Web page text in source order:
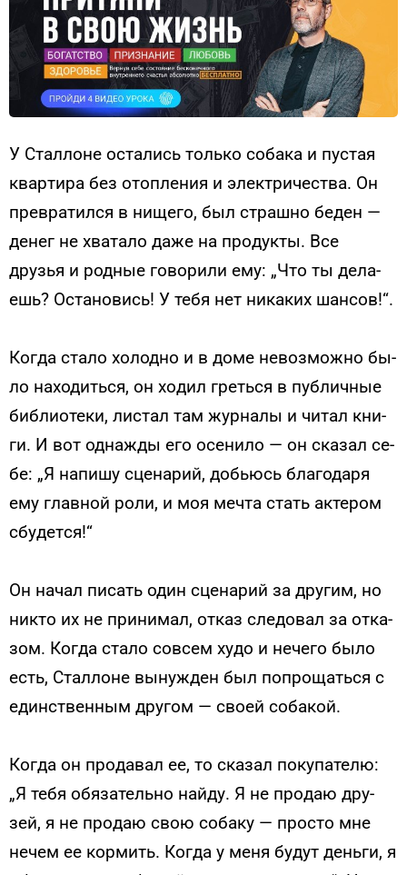
У Стал­ло­не ос­та­лись толь­ко со­бака и пус­тая
квар­ти­ра без отоп­ле­ния и элек­три­чес­тва. Он
прев­ра­тил­ся в ни­щего, был страш­но бе­ден —
де­нег не хва­тало да­же на про­дук­ты. Все
друзья и род­ные го­вори­ли ему: „Что ты де­ла­
ешь? Ос­та­новись! У те­бя нет ни­каких шан­сов!“.
Ког­да ста­ло хо­лод­но и в до­ме не­воз­можно бы­
ло на­ходить­ся, он хо­дил греть­ся в пуб­личные
биб­ли­оте­ки, лис­тал там жур­на­лы и чи­тал кни­
ги. И вот од­нажды его осе­нило — он ска­зал се­
бе: „Я на­пишу сце­нарий, добь­юсь бла­года­ря
ему глав­ной ро­ли, и моя меч­та стать ак­те­ром
сбу­дет­ся!“
Он на­чал пи­сать один сце­нарий за дру­гим, но
ник­то их не при­нимал, от­каз сле­довал за от­ка­
зом. Ког­да ста­ло сов­сем ху­до и не­чего бы­ло
есть, Стал­ло­не вы­нуж­ден был поп­ро­щать­ся с
единс­твен­ным дру­гом — сво­ей со­бакой.
Ког­да он про­давал ее, то ска­зал по­купа­телю:
„Я те­бя обя­затель­но най­ду. Я не про­даю дру­
зей, я не про­даю свою со­баку — прос­то мне
не­чем ее кор­мить. Ког­да у ме­ня бу­дут день­ги, я